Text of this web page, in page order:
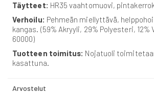
Täytteet: HR35 vaahtomuovi,
Verhoilu: Pehmeän miellyttävä,
kangas. (59% Akryyli, 29% Polyesteri, 12%
60000)
Tuotteen toimitus: Nojatuoli
kasattuna.
Arvostelut